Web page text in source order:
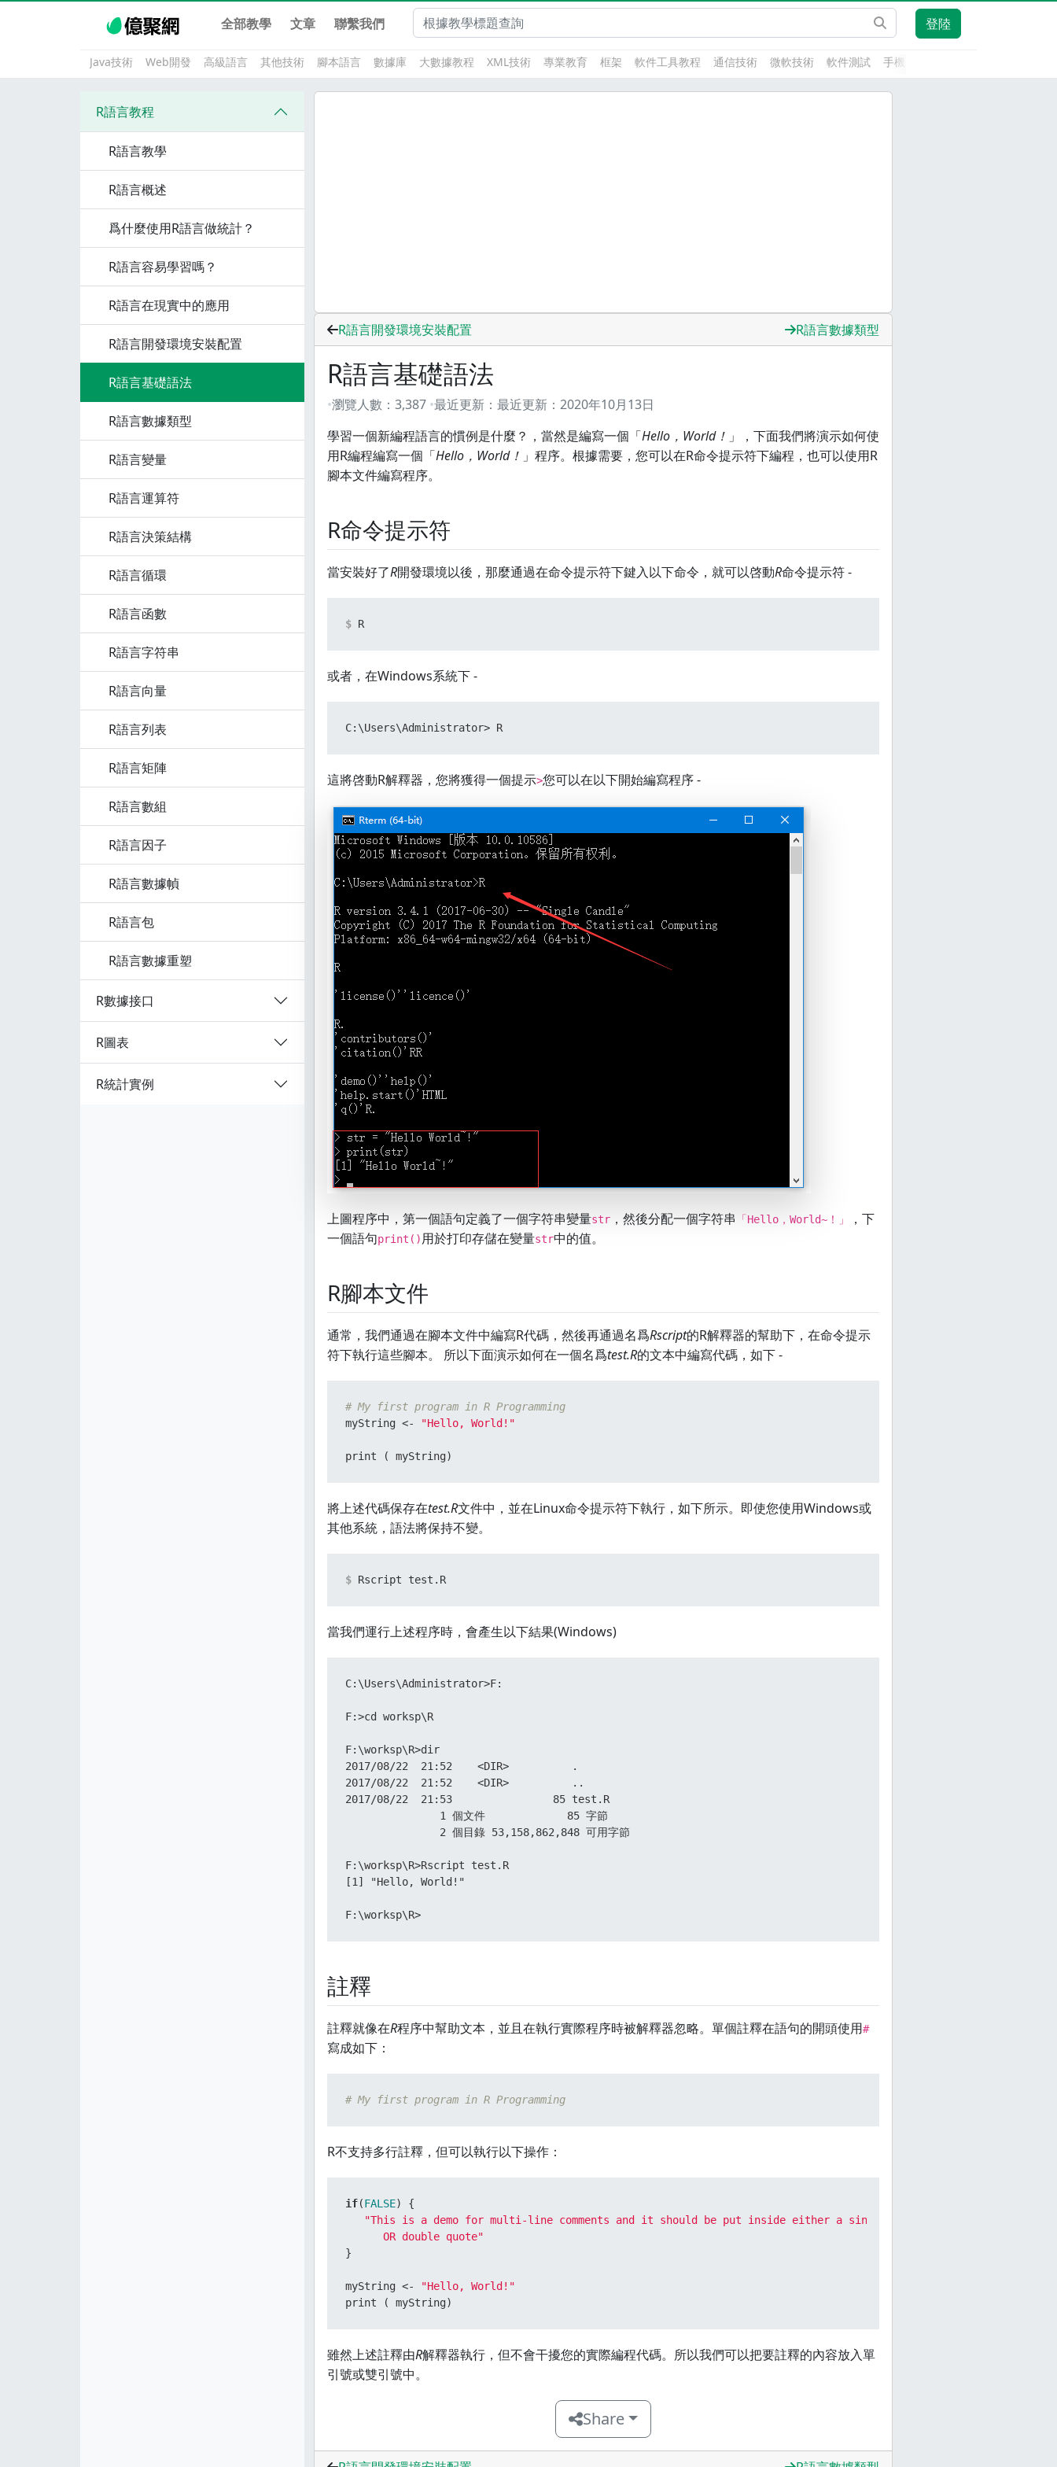
全部教學 文章 聯繫我們 登陸
Java技術 Web開發 高級語言 其他技術 腳本語言 數據庫 大數據教程 XML技術 專業教育 框架 軟件工具教程 通信技術 微軟技術 軟件測試 手機開發
R語言教程
R語言教學
R語言概述
爲什麼使用R語言做統計？
R語言容易學習嗎？
R語言在現實中的應用
R語言開發環境安裝配置
R語言基礎語法
R語言數據類型
R語言變量
R語言運算符
R語言決策結構
R語言循環
R語言函數
R語言字符串
R語言向量
R語言列表
R語言矩陣
R語言數組
R語言因子
R語言數據幀
R語言包
R語言數據重塑
R數據接口
R圖表
R統計實例
R語言開發環境安裝配置 R語言數據類型
R語言基礎語法
瀏覽人數： 3,387 最近更新： 最近更新： 2020年10月13日
學習一個新編程語言的慣例是什麼？，當然是編寫一個「Hello，World！ 」，下面我們將演示如何使
用R編程編寫一個「Hello，World！ 」程序。根據需要，您可以在R命令提示符下編程，也可以使用R
腳本文件編寫程序。
R命令提示符
當安裝好了R開發環境以後，那麼通過在命令提示符下鍵入以下命令，就可以啓動R命令提示符 -
$ R
或者，在Windows系統下 -
C:\Users\Administrator> R
這將啓動R解釋器，您將獲得一個提示>您可以在以下開始編寫程序 -
上圖程序中，第一個語句定義了一個字符串變量str ，然後分配一個字符串 「Hello，World~！」
，下
一個語句print()用於打印存儲在變量str中的值。
R腳本文件
通常，我們通過在腳本文件中編寫R代碼，然後再通過名爲Rscript的R解釋器的幫助下，在命令提示
符下執行這些腳本。 所以下面演示如何在一個名爲test.R的文本中編寫代碼，如下 -
# My first program in R Programming
myString <- "Hello, World!"
print ( myString)
將上述代碼保存在test.R文件中，並在Linux命令提示符下執行，如下所示。即使您使用Windows或
其他系統，語法將保持不變。
$ Rscript test.R
當我們運行上述程序時，會產生以下結果(Windows)
C:\Users\Administrator>F:
F:>cd worksp\R
F:\worksp\R>dir
2017/08/22  21:52    <DIR>          .
2017/08/22  21:52    <DIR>          ..
2017/08/22  21:53                85 test.R
               1 個文件             85 字節
               2 個目錄 53,158,862,848 可用字節
F:\worksp\R>Rscript test.R
[1] "Hello, World!"
F:\worksp\R>
註釋
註釋就像在R程序中幫助文本，並且在執行實際程序時被解釋器忽略。單個註釋在語句的開頭使用#
寫成如下：
# My first program in R Programming
R不支持多行註釋，但可以執行以下操作：
if(FALSE)
{
"This is a demo for multi-line comments and it should be put inside either a single
      OR double quote"
}
myString <-
"Hello, World!"
print
( myString)
雖然上述註釋由R解釋器執行，但不會干擾您的實際編程代碼。所以我們可以把要註釋的內容放入單
引號或雙引號中。
Share